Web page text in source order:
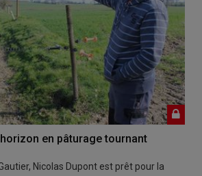
en pâturage tournant
Nicolas Dupont est prêt pour la